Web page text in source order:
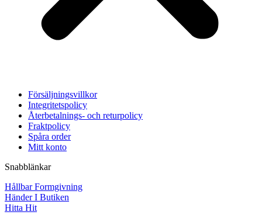
Försäljningsvillkor
Integritetspolicy
Återbetalnings- och returpolicy
Fraktpolicy
Spåra order
Mitt konto
Snabblänkar
Hållbar Formgivning
Händer I Butiken
Hitta Hit